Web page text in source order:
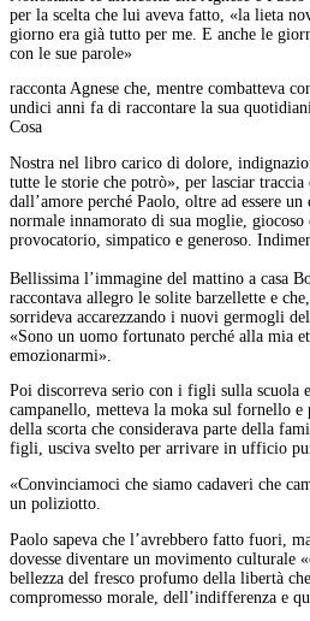
per la scelta che lui aveva fatto, «la lieta
giorno era già tutto per me. E anche le
con le sue parole»
racconta Agnese che, mentre combatteva
undici anni fa di raccontare la sua
Cosa
Nostra nel libro carico di dolore,
tutte le storie che potrò», per lasciar traccia
dall’amore perché Paolo, oltre ad essere
normale innamorato di sua moglie,
provocatorio, simpatico e generoso.
Bellissima l’immagine del mattino a casa
raccontava allegro le solite barzellette e
sorrideva accarezzando i nuovi germogli
«Sono un uomo fortunato perché alla mia
emozionarmi».
Poi discorreva serio con i figli sulla scuola
campanello, metteva la moka sul fornello
della scorta che considerava parte della
figli, usciva svelto per arrivare in ufficio
«Convinciamoci che siamo cadaveri che
un poliziotto.
Paolo sapeva che l’avrebbero fatto fuori,
dovesse diventare un movimento culturale
bellezza del fresco profumo della libertà
compromesso morale, dell’indifferenza e